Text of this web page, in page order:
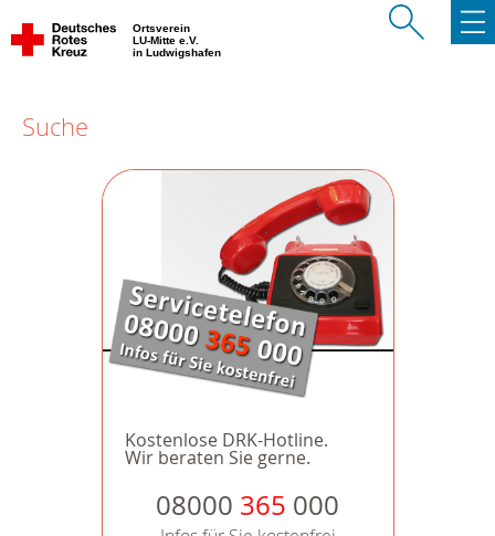
Ortsverein
LU-Mitte e.V.
in Ludwigshafen
Suche
Kostenlose DRK-Hotline.
Wir beraten Sie gerne.
08000 365 000